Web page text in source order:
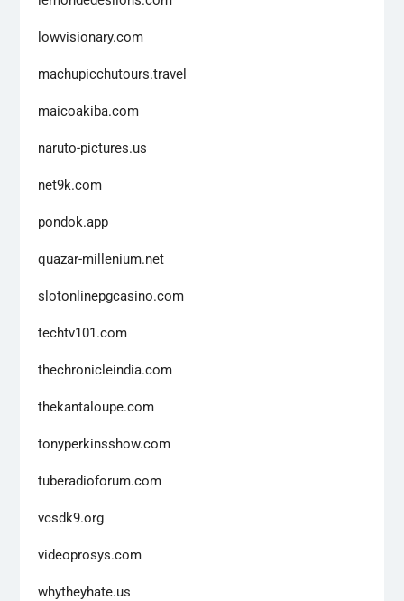
lowvisionary.com
machupicchutours.travel
maicoakiba.com
naruto-pictures.us
net9k.com
pondok.app
quazar-millenium.net
slotonlinepgcasino.com
techtv101.com
thechronicleindia.com
thekantaloupe.com
tonyperkinsshow.com
tuberadioforum.com
vcsdk9.org
videoprosys.com
whytheyhate.us